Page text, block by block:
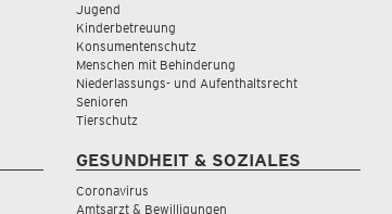
Jugend
Kinderbetreuung
Konsumentenschutz
Menschen mit Behinderung
Niederlassungs- und Aufenthaltsrecht
Senioren
Tierschutz
GESUNDHEIT & SOZIALES
Coronavirus
Amtsarzt & Bewilligungen